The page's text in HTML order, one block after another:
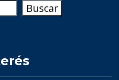
Buscar